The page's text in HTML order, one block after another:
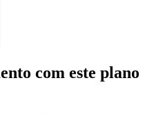
com este plano